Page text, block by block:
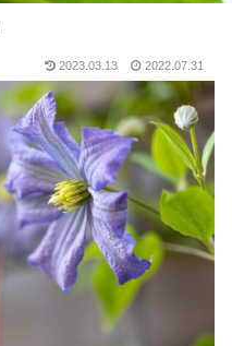
2023.03.13 2022.07.31